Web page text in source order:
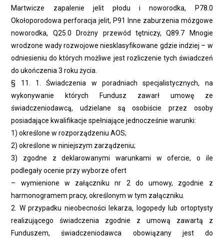
Martwicze zapalenie jelit płodu i noworodka, P78.0
Okołoporodowa perforacja jelit, P91 Inne zaburzenia mózgowe
noworodka, Q25.0 Drożny przewód tętniczy, Q89.7 Mnogie
wrodzone wady rozwojowe niesklasyfikowane gdzie indziej – w
odniesieniu do których możliwe jest rozliczenie tych świadczeń
do ukończenia 3 roku życia.
§ 11. 1. Świadczenia w poradniach specjalistycznych, na
wykonywanie których Fundusz zawarł umowę ze
świadczeniodawcą, udzielane są osobiście przez osoby
posiadające kwalifikacje spełniające jednocześnie warunki:
1) określone w rozporządzeniu AOS;
2) określone w niniejszym zarządzeniu;
3) zgodne z deklarowanymi warunkami w ofercie, o ile
podlegały ocenie przy wyborze ofert
– wymienione w załączniku nr 2 do umowy, zgodnie z
harmonogramem pracy, określonym w tym załączniku.
2. W przypadku nieobecności lekarza, logopedy lub ortoptysty
realizującego świadczenia zgodnie z umową zawartą z
Funduszem, świadczeniodawca obowiązany jest do